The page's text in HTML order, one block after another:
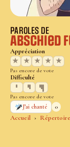
Accueil
PAROLES DE
Abschied
Appréciation
★
★ ★ ★ ★
Pas encore de vote
Difficulté
Pas encore de vote
J’ai chanté
0